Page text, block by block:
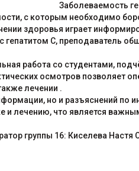
Заболеваемость
с которым необходимо
здоровья играет
С, преподаватель
работа со студентами,
осмотров позволяет
лечении .
но и разъяснений
и лечению, что является
группы 16: Киселева Настя